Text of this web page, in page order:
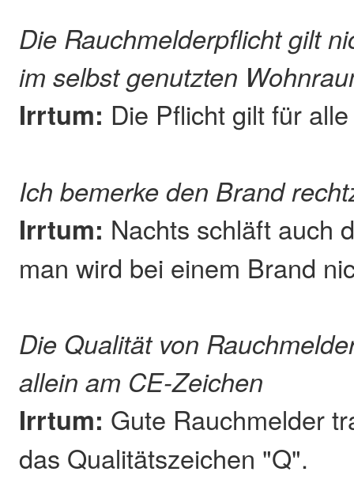
Die Rauchmelderpflicht gilt
im selbst genutzten
Irrtum: Die Pflicht gilt für
Ich bemerke den Brand
Irrtum: Nachts schläft auch
man wird bei einem Brand
Die Qualität von
allein am CE-Zeichen
Irrtum: Gute Rauchmelder
das Qualitätszeichen "Q".